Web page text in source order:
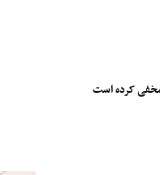
کرده است